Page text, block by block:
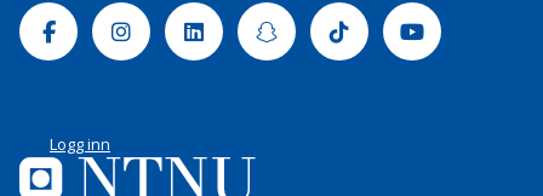
FacebookInstagramLinkedinSnapchatTiktok Youtube
Logg inn